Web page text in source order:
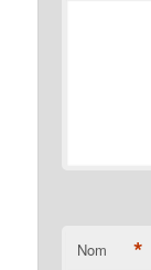
Nom *